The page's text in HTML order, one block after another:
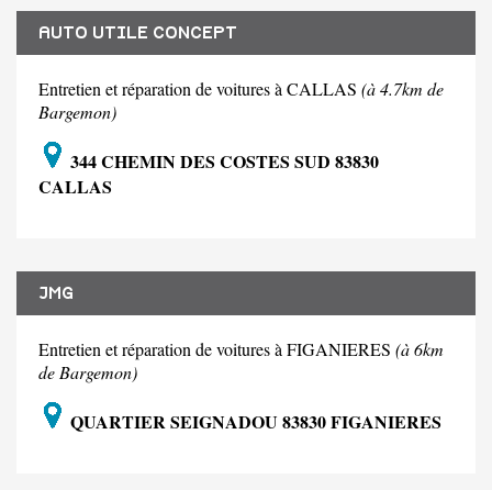
AUTO UTILE CONCEPT
Entretien et réparation de voitures à CALLAS (à 4.7km de
Bargemon)
344 CHEMIN DES COSTES SUD 83830
CALLAS
JMG
Entretien et réparation de voitures à FIGANIERES (à 6km
de Bargemon)
QUARTIER SEIGNADOU 83830 FIGANIERES